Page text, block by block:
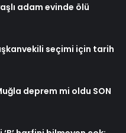
adam evinde ölü
seçimi için tarih
deprem mi oldu SON